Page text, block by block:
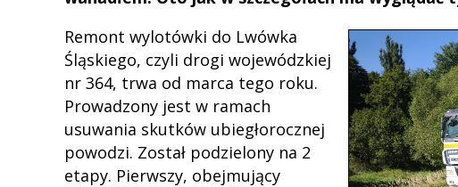
Remont wylotówki do Lwówka
Śląskiego, czyli drogi wojewódzkiej
nr 364, trwa od marca tego roku.
Prowadzony jest w ramach
usuwania skutków ubiegłorocznej
powodzi. Został podzielony na 2
etapy. Pierwszy, obejmujący